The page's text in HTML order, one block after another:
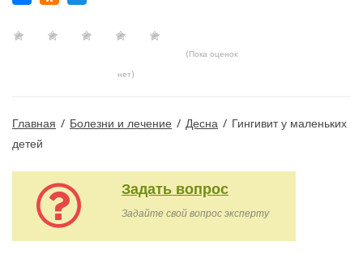
(Пока оценок
нет)
Главная / Болезни и лечение / Десна / Гингивит у маленьких
детей
Задать вопрос
Задайте свой вопрос эксперту